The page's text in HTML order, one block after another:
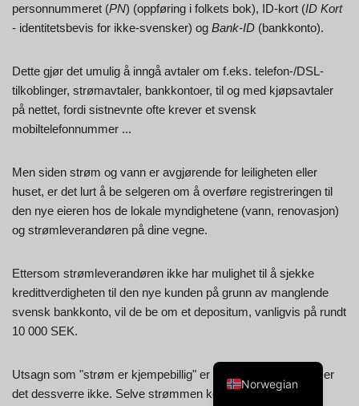
personnummeret (PN) (oppføring i folkets bok), ID-kort (ID Kort
- identitetsbevis for ikke-svensker) og Bank-ID (bankkonto).
Dette gjør det umulig å inngå avtaler om f.eks. telefon-/DSL-
tilkoblinger, strømavtaler, bankkontoer, til og med kjøpsavtaler
på nettet, fordi sistnevnte ofte krever et svensk
mobiltelefonnummer ...
Men siden strøm og vann er avgjørende for leiligheten eller
huset, er det lurt å be selgeren om å overføre registreringen til
den nye eieren hos de lokale myndighetene (vann, renovasjon)
og strømleverandøren på dine vegne.
Ettersom strømleverandøren ikke har mulighet til å sjekke
kredittverdigheten til den nye kunden på grunn av manglende
svensk bankkonto, vil de be om et depositum, vanligvis på rundt
10 000 SEK.
Utsagn som "strøm er kjempebillig" er ofte i omløp. Nei, det er
det dessverre ikke. Selve strømmen koster rundt -5 til +8
Norwegian
English
Finnish
Portuguese
Spanish